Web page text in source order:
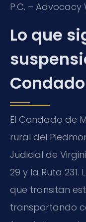
P.C. – Advocacy
Lo que
El Condado de
rural del
Judicial de
29 y la Ruta
que transitan
transportando